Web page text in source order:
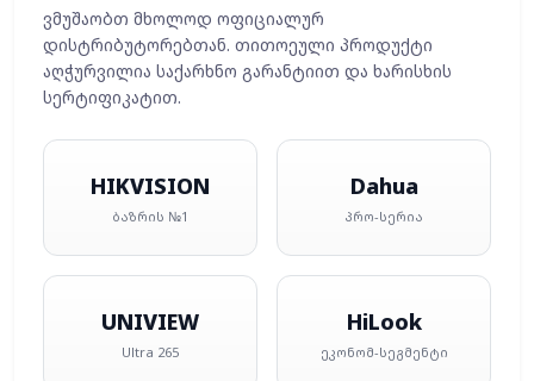
ვმუშაობთ მხოლოდ ოფიციალურ
დისტრიბუტორებთან. თითოეული პროდუქტი
აღჭურვილია საქარხნო გარანტიით და ხარისხის
სერტიფიკატით.
HIKVISION
ბაზრის №1
Dahua
პრო-სერია
UNIVIEW
Ultra 265
HiLook
ეკონომ-სეგმენტი